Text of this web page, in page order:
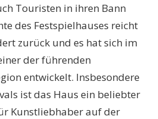
Touristen in ihren Bann
des Festspielhauses reicht
zurück und es hat sich im
der führenden
entwickelt. Insbesondere
ist das Haus ein beliebter
Kunstliebhaber auf der